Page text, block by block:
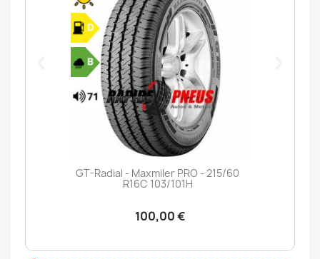
GT-Radial - Maxmiler PRO - 215/60
R16C 103/101H
100,00 €